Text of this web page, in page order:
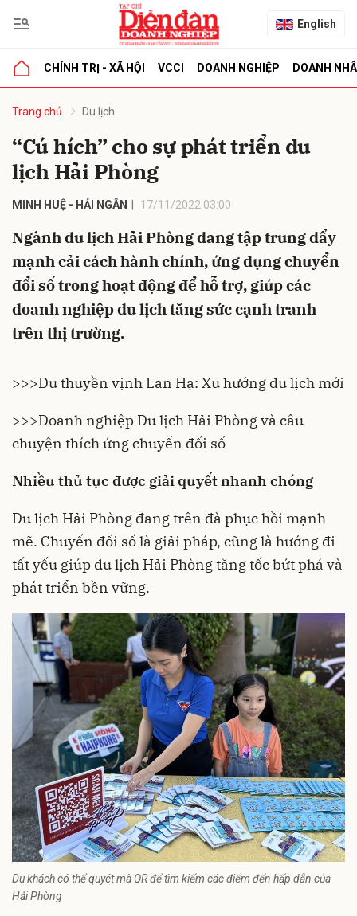
English
CHÍNH TRỊ - XÃ HỘI VCCI DOANH NGHIỆP DOANH
Trang chủ Du lịch
“Cú hích” cho sự phát triển du
lịch Hải Phòng
MINH HUỆ - HẢI NGÂN 17/11/2022 03:00
Ngành du lịch Hải Phòng đang tập trung đẩy
mạnh cải cách hành chính, ứng dụng chuyển
đổi số trong hoạt động để hỗ trợ, giúp các
doanh nghiệp du lịch tăng sức cạnh tranh
trên thị trường.
>>>Du thuyền vịnh Lan Hạ: Xu hướng du lịch mới
>>>Doanh nghiệp Du lịch Hải Phòng và câu
chuyện thích ứng chuyển đổi số
Nhiều thủ tục được giải quyết nhanh chóng
Du lịch Hải Phòng đang trên đà phục hồi mạnh
mẽ. Chuyển đổi số là giải pháp, cũng là hướng đi
tất yếu giúp du lịch Hải Phòng tăng tốc bứt phá và
phát triển bền vững.
Du khách có thể quyét mã QR để tìm kiếm các điểm đến hấp dẫn của
Hải Phòng
luận
Hủy